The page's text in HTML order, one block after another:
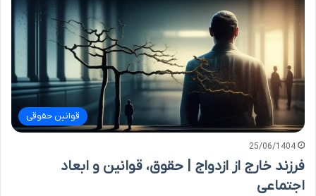
قوانین حقوقی
25/06/1404
فرزند خارج از ازدواج | حقوق، قوانین و ابعاد
اجتماعی